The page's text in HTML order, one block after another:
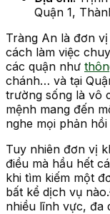
Quận 1,
Tràng An là đơn
cách làm việc
các quận như
chánh… và tại
trường sống là vô
mệnh mang đến
nghe mọi phản
Tuy nhiên đơn vị
điều mà hầu hết
khi tìm kiếm một
bất kể dịch vụ
nhiều lĩnh vực, đa